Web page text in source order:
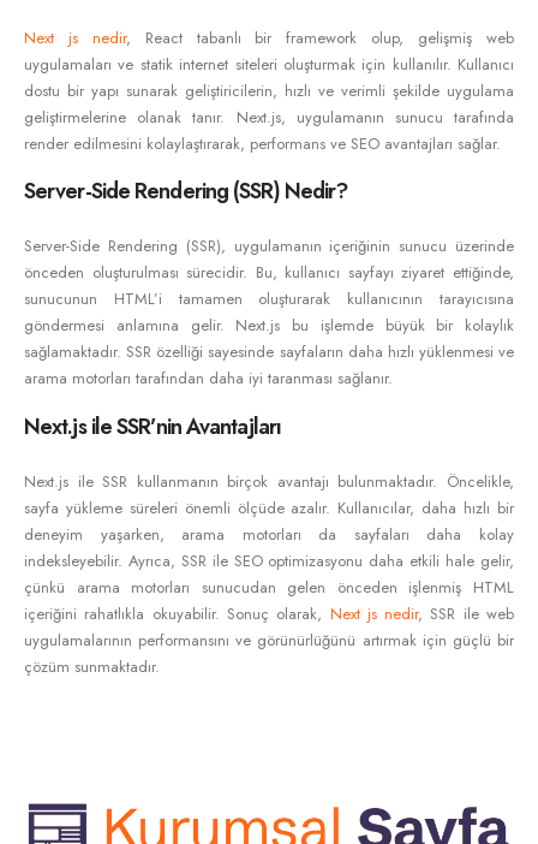
Next js nedir, React tabanlı bir framework olup, gelişmiş web
uygulamaları ve statik internet siteleri oluşturmak için kullanılır. Kullanıcı
dostu bir yapı sunarak geliştiricilerin, hızlı ve verimli şekilde uygulama
geliştirmelerine olanak tanır. Next.js, uygulamanın sunucu tarafında
render edilmesini kolaylaştırarak, performans ve SEO avantajları sağlar.
Server-Side Rendering (SSR) Nedir?
Server-Side Rendering (SSR), uygulamanın içeriğinin sunucu üzerinde
önceden oluşturulması sürecidir. Bu, kullanıcı sayfayı ziyaret ettiğinde,
sunucunun HTML’i tamamen oluşturarak kullanıcının tarayıcısına
göndermesi anlamına gelir. Next.js bu işlemde büyük bir kolaylık
sağlamaktadır. SSR özelliği sayesinde sayfaların daha hızlı yüklenmesi ve
arama motorları tarafından daha iyi taranması sağlanır.
Next.js ile SSR’nin Avantajları
Next.js ile SSR kullanmanın birçok avantajı bulunmaktadır. Öncelikle,
sayfa yükleme süreleri önemli ölçüde azalır. Kullanıcılar, daha hızlı bir
deneyim yaşarken, arama motorları da sayfaları daha kolay
indeksleyebilir. Ayrıca, SSR ile SEO optimizasyonu daha etkili hale gelir,
çünkü arama motorları sunucudan gelen önceden işlenmiş HTML
içeriğini rahatlıkla okuyabilir. Sonuç olarak, Next js nedir, SSR ile web
uygulamalarının performansını ve görünürlüğünü artırmak için güçlü bir
çözüm sunmaktadır.